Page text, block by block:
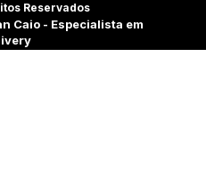
Reservados
Caio - Especialista em